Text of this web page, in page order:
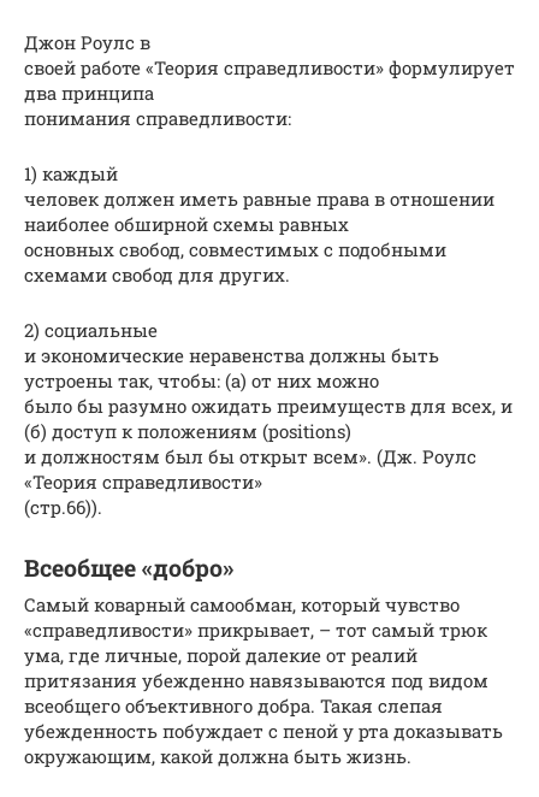
Джон Роулс в
своей работе «Теория справедливости» формулирует
два принципа
понимания справедливости:
1) каждый
человек должен иметь равные права в отношении
наиболее обширной схемы равных
основных свобод, совместимых с подобными
схемами свобод для других.
2) социальные
и экономические неравенства должны быть
устроены так, чтобы: (а) от них можно
было бы разумно ожидать преимуществ для всех, и
(б) доступ к положениям (positions)
и должностям был бы открыт всем». (Дж. Роулс
«Теория справедливости»
(стр.66)).
Всеобщее «добро»
Самый коварный самообман, который чувство
«справедливости» прикрывает, – тот самый трюк
ума, где личные, порой далекие от реалий
притязания убежденно навязываются под видом
всеобщего объективного добра. Такая слепая
убежденность побуждает с пеной у рта доказывать
окружающим, какой должна быть жизнь.